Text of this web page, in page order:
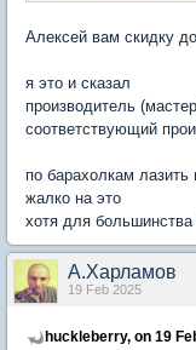
Алексей вам скидку
я это и сказал
производитель
соответствующий
по барахолкам
жалко на это
хотя для
А.Харламов
19 Feb 2025
huckleberry, on 19